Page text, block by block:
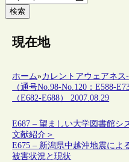
検索
現在地
ホーム»カレントアウェアネス
（通号No.98-No.120：E588-
（E682-E688） 2007.08.29
E687 – 望ましい大学図書館シ
文献紹介＞
E675 – 新潟県中越沖地震によ
被害状況と現状